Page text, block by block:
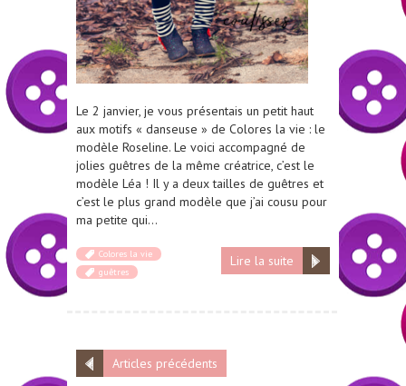
Le 2 janvier, je vous présentais un petit haut
aux motifs « danseuse » de Colores la vie : le
modèle Roseline. Le voici accompagné de
jolies guêtres de la même créatrice, c’est le
modèle Léa ! Il y a deux tailles de guêtres et
c’est le plus grand modèle que j’ai cousu pour
ma petite qui…
Lire la suite
Colores la vie
guêtres
Articles précédents